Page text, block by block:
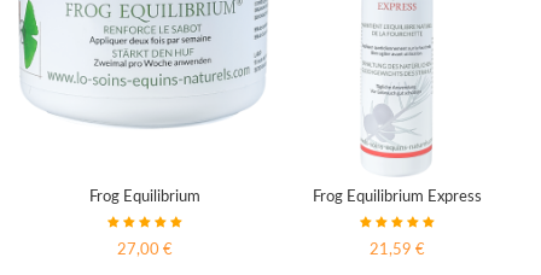
Frog Equilibrium
27,00 €
Frog Equilibrium Express
21,59 €